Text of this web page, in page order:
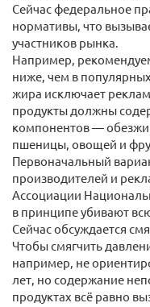
Сейчас федеральное
нормативы, что
участников рынка.
Например,
ниже, чем в
жира исключает
продукты должны
компонентов —
пшеницы, овощей и
Первоначальный
производителей и
Ассоциации
в принципе убивают
Сейчас обсуждается
Чтобы смягчить
например, не
лет, но содержание
продуктах всё равно